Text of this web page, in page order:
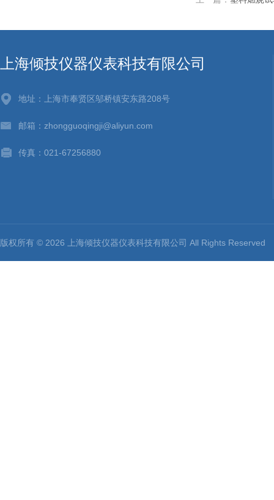
上海倾技仪器仪表科技有限公司
地址：上海市奉贤区邬桥镇安东路208号
邮箱：zhongguoqingji@aliyun.com
传真：021-67256880
版权所有 © 2026 上海倾技仪器仪表科技有限公司 All Rights